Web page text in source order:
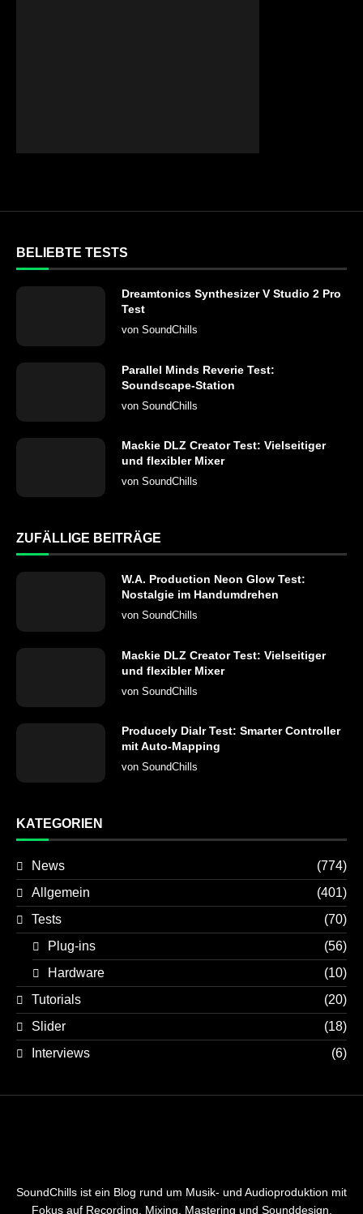
BELIEBTE TESTS
Dreamtonics Synthesizer V Studio 2 Pro
Test
von SoundChills
Parallel Minds Reverie Test:
Soundscape-Station
von SoundChills
Mackie DLZ Creator Test: Vielseitiger
und flexibler Mixer
von SoundChills
ZUFÄLLIGE BEITRÄGE
W.A. Production Neon Glow Test:
Nostalgie im Handumdrehen
von SoundChills
Mackie DLZ Creator Test: Vielseitiger
und flexibler Mixer
von SoundChills
Producely Dialr Test: Smarter Controller
mit Auto-Mapping
von SoundChills
KATEGORIEN
News
(774)
Allgemein
(401)
Tests
(70)
Plug-ins
(56)
Hardware
(10)
Tutorials
(20)
Slider
(18)
Interviews
(6)
SoundChills ist ein Blog rund um Musik- und Audioproduktion mit
Fokus auf Recording, Mixing, Mastering und Sounddesign.